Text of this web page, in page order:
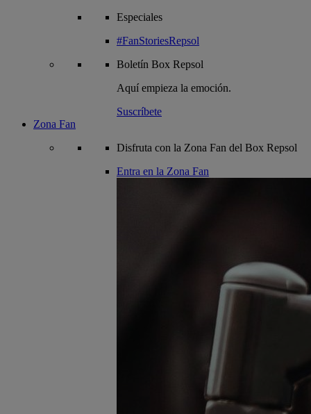
Especiales
#FanStoriesRepsol
Boletín Box Repsol
Aquí empieza la emoción.
Suscríbete
Zona Fan
Disfruta con la Zona Fan del Box Repsol
Entra en la Zona Fan